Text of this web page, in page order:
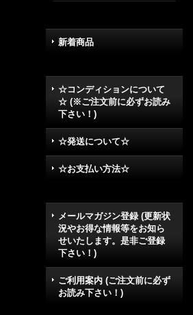
新着商品
☆コンディションについて
☆ (※ご注文前に必ずお読み
下さい！)
☆発送について☆
☆お支払い方法☆
メールマガジン登録 (更新状
況やお得な情報等をお知ら
せいたします。是非ご登録
下さい！)
ご利用案内 (ご注文前に必ず
お読み下さい！)